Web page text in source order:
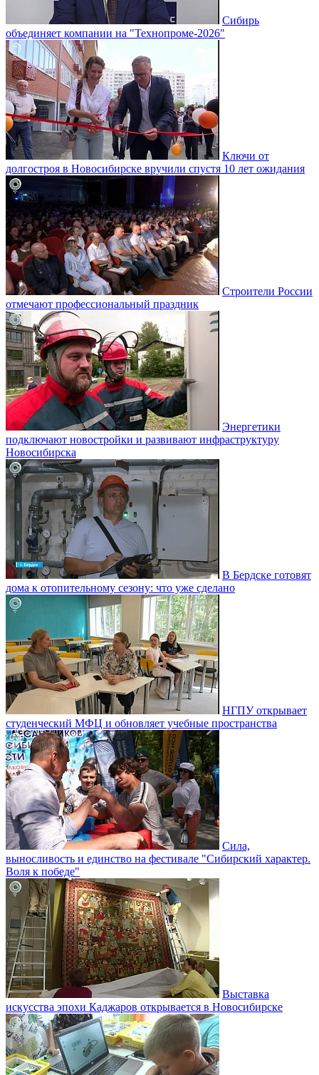
Сибирь
объединяет компании на "Технопроме-2026"
Ключи от
долгостроя в Новосибирске вручили спустя 10 лет ожидания
Строители России
отмечают профессиональный праздник
Энергетики
подключают новостройки и развивают инфраструктуру
Новосибирска
В Бердске готовят
дома к отопительному сезону: что уже сделано
НГПУ открывает
студенческий МФЦ и обновляет учебные пространства
Сила,
выносливость и единство на фестивале "Сибирский характер.
Воля к победе"
Выставка
искусства эпохи Каджаров открывается в Новосибирске